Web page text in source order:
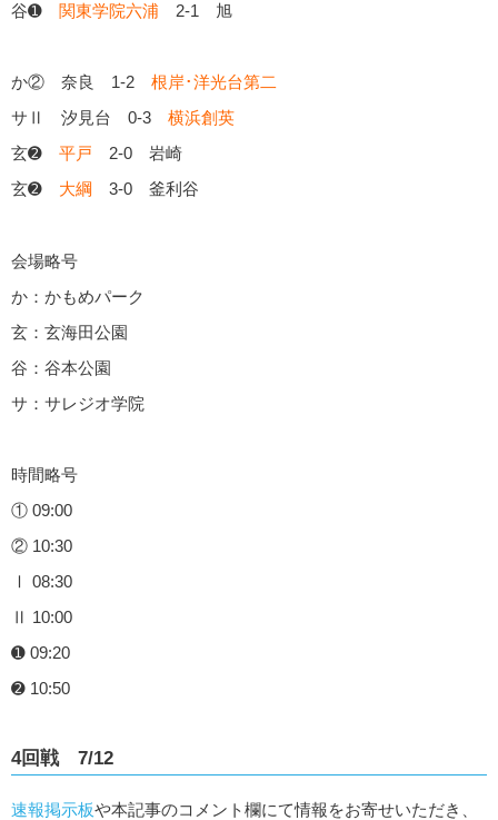
谷➊ 関東学院六浦 2-1 旭
か② 奈良 1-2 根岸･洋光台第二
サⅡ 汐見台 0-3 横浜創英
玄➋ 平戸 2-0 岩崎
玄➋ 大綱 3-0 釜利谷
会場略号
か：かもめパーク
玄：玄海田公園
谷：谷本公園
サ：サレジオ学院
時間略号
① 09:00
② 10:30
Ⅰ 08:30
Ⅱ 10:00
➊ 09:20
➋ 10:50
4回戦 7/12
速報掲示板や本記事のコメント欄にて情報をお寄せいただき、